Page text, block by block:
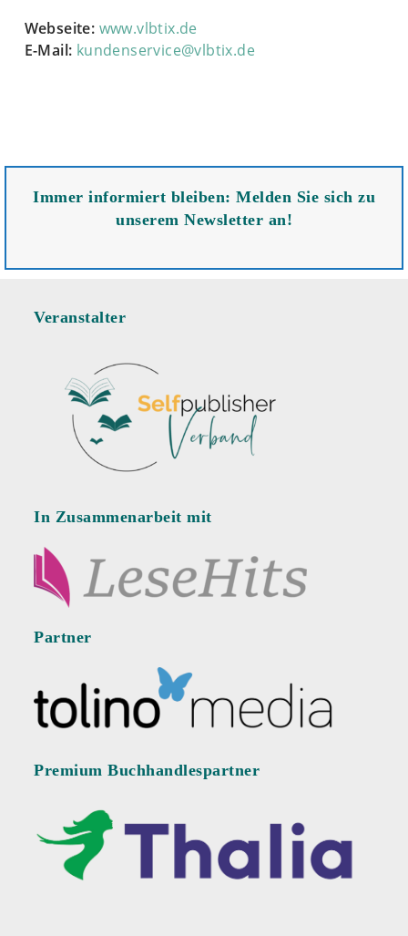
Webseite: www.vlbtix.de
E-Mail: kundenservice@vlbtix.de
Immer informiert bleiben: Melden Sie sich zu
unserem Newsletter an!
Veranstalter
In Zusammenarbeit mit
Partner
Premium Buchhandlespartner